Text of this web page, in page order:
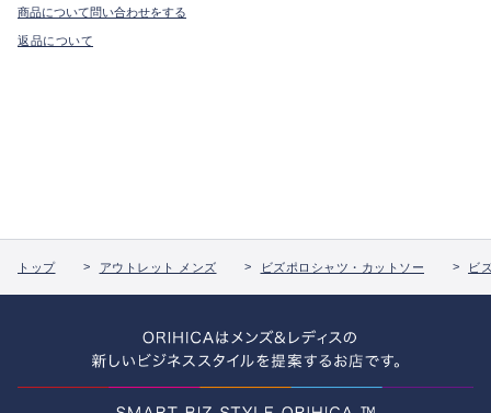
商品について問い合わせをする
返品について
トップ アウトレット メンズ ビズポロシャツ・カットソー ビ